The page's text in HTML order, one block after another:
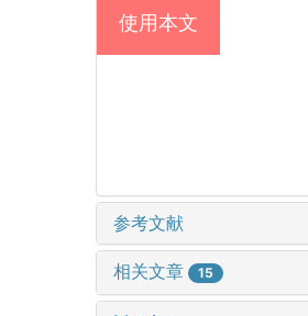
使用本文
参考文献
相关文章 15